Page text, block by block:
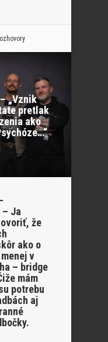
„Vznik
pretlak
ako
Ja
že
ako o
v
– bridge
mám
potrebu
aj